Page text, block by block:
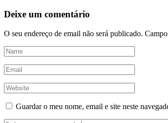
Deixe um comentário
O seu endereço de email não será publicado.
Guardar o meu nome, email e site neste